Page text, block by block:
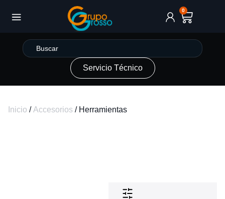
0
Servicio Técnico
Inicio /Accesorios / Herramientas